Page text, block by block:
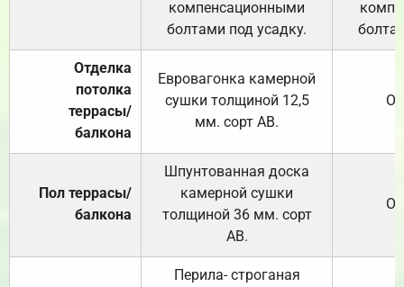
компенсационными
болтами под усадку.
Отделка
потолка
террасы/
балкона
Евровагонка камерной
сушки толщиной 12,5
мм. сорт АВ.
Пол террасы/
балкона
Шпунтованная доска
камерной сушки
толщиной 36 мм. сорт
АВ.
Перила- строганая